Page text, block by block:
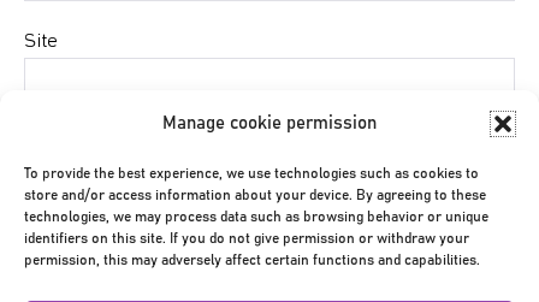
Manage cookie permission
To provide the best experience, we use technologies such as cookies to
store and/or access information about your device. By agreeing to these
technologies, we may process data such as browsing behavior or unique
identifiers on this site. If you do not give permission or withdraw your
permission, this may adversely affect certain functions and capabilities.
Site
voor de volgende keer wanneer ik een reactie plaats.